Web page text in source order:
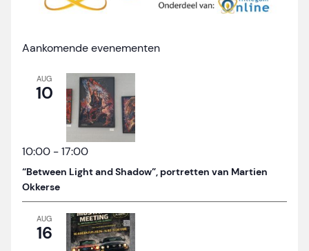
Aankomende evenementen
AUG
10
10:00 -17:00
“Between Light and Shadow”, portretten van Martien
Okkerse
AUG
16